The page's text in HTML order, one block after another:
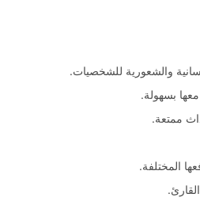
والشعورية للشخصيات.
بسهولة.
ممتعة.
المختلفة.